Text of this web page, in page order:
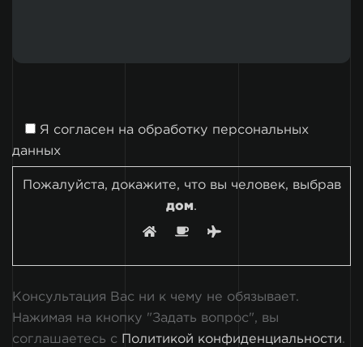
Я согласен на обработку персональных
данных
Пожалуйста, докажите, что вы человек, выбрав
дом.
Консультация Вас ни к чему не обязывает.
Нажимая на кнопку "Задать вопрос", вы
соглашаетесь с
Политикой конфиденциальности.